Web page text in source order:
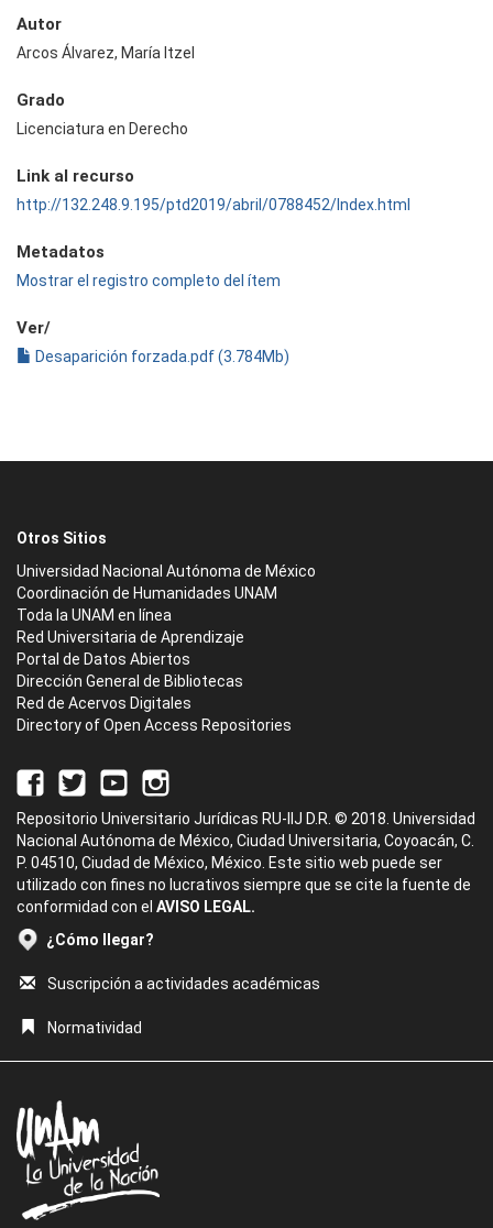
Autor
Arcos Álvarez, María Itzel
Grado
Licenciatura en Derecho
Link al recurso
http://132.248.9.195/ptd2019/abril/0788452/Index.html
Metadatos
Mostrar el registro completo del ítem
Ver/
Desaparición forzada.pdf (3.784Mb)
Otros Sitios
Universidad Nacional Autónoma de México
Coordinación de Humanidades UNAM
Toda la UNAM en línea
Red Universitaria de Aprendizaje
Portal de Datos Abiertos
Dirección General de Bibliotecas
Red de Acervos Digitales
Directory of Open Access Repositories
Repositorio Universitario Jurídicas RU-IIJ D.R. © 2018. Universidad
Nacional Autónoma de México, Ciudad Universitaria, Coyoacán, C.
P. 04510, Ciudad de México, México. Este sitio web puede ser
utilizado con fines no lucrativos siempre que se cite la fuente de
conformidad con el AVISO LEGAL.
¿Cómo llegar?
Suscripción a actividades académicas
Normatividad